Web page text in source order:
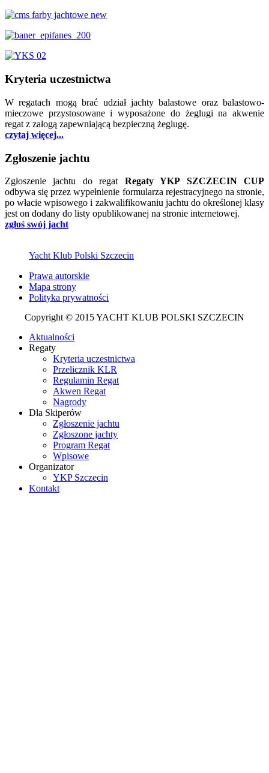
Kryteria uczestnictwa
W regatach mogą brać udział jachty balastowe oraz balastowo-
mieczowe przystosowane i wyposażone do żeglugi na akwenie
regat z załogą zapewniającą bezpieczną żeglugę.
czytaj więcej...
Zgłoszenie jachtu
Zgłoszenie jachtu do regat Regaty YKP SZCZECIN CUP
odbywa się przez wypełnienie formularza rejestracyjnego na stronie,
po włacie wpisowego i zakwalifikowaniu jachtu do określonej klasy
jest on dodany do listy opublikowanej na stronie internetowej.
zgłoś swój jacht
Yacht Klub Polski Szczecin
Prawa autorskie
Mapa strony
Polityka prywatności
Copyright © 2015 YACHT KLUB POLSKI SZCZECIN
Aktualności
Regaty
Kryteria uczestnictwa
Przelicznik KLR
Regulamin Regat
Akwen Regat
Nagrody
Dla Skiperów
Zgłoszenie jachtu
Zgłoszone jachty
Program Regat
Wpisowe
Organizator
YKP Szczecin
Kontakt